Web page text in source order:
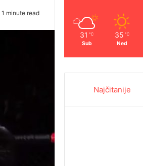
1 minute read
31 ℃
Sub
35 ℃
Ned
Najčitanije